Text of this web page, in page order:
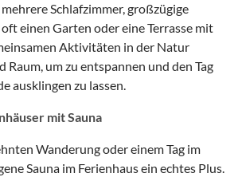
Schlafzimmer, großzügige
einen Garten oder eine Terrasse mit
Aktivitäten in der Natur
Raum, um zu entspannen und den Tag
ausklingen zu lassen.
mit Sauna
Wanderung oder einem Tag im
Sauna im Ferienhaus ein echtes Plus.